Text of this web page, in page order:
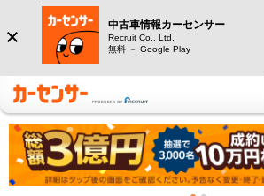
中古車情報カーセンサー
Recruit Co., Ltd.
無料 － Google Play